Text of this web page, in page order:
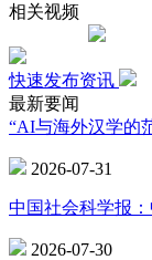
相关视频
快速发布资讯
最新要闻
“AI与海外汉学的
2026-07-31
中国社会科学报
2026-07-30